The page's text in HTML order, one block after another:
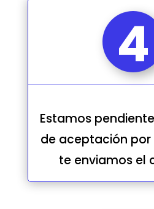
4
Estamos
de aceptación por
te enviamos el